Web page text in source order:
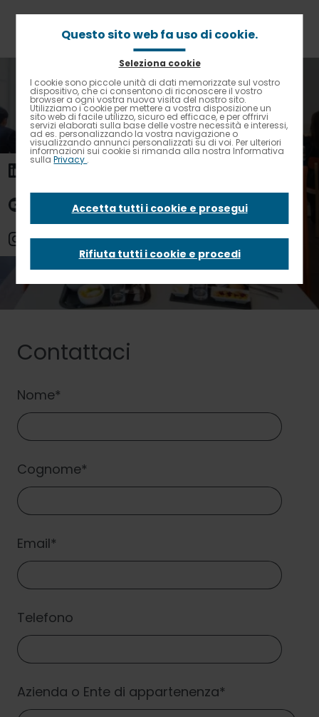
Contrasto elevato
Briciole
pane
Home Soluzioni e servizi
Banqueting
Contatta Elior: Banqueting
Contatta Elior:
Banqueting
Un nostro commerciale sarà lieto di farvi
conoscere tutte le offerte Elior per i vostri
eventi
Contattaci
Nome*
Cognome*
Email*
Telefono
Azienda o Ente di appartenenza*
Questo sito web fa uso di cookie.
Seleziona cookie
I cookie sono piccole unità di dati memorizzate sul vostro
dispositivo, che ci consentono di riconoscere il vostro
browser a ogni vostra nuova visita del nostro sito.
Utilizziamo i cookie per mettere a vostra disposizione un
sito web di facile utilizzo, sicuro ed efficace, e per offrirvi
servizi elaborati sulla base delle vostre necessità e interessi,
ad es. personalizzando la vostra navigazione o
visualizzando annunci personalizzati su di voi. Per ulteriori
informazioni sui cookie si rimanda alla nostra Informativa
sullaPrivacy .
Accetta tutti i cookie e prosegui
Rifiuta tutti i cookie e procedi